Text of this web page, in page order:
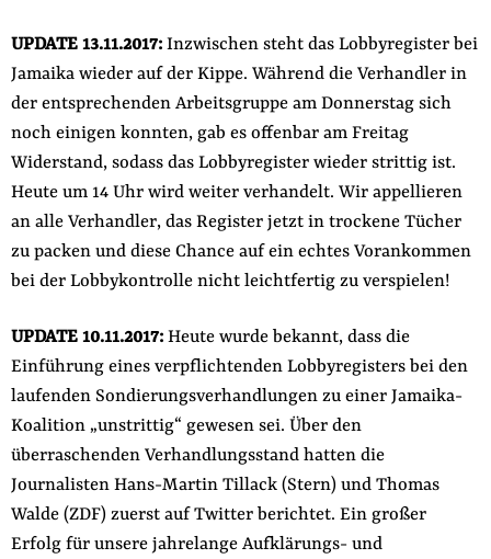
UPDATE 13.11.2017: Inzwischen steht das Lobbyregister bei
Jamaika wieder auf der Kippe. Während die Verhandler in
der entsprechenden Arbeitsgruppe am Donnerstag sich
noch einigen konnten, gab es offenbar am Freitag
Widerstand, sodass das Lobbyregister wieder strittig ist.
Heute um 14 Uhr wird weiter verhandelt. Wir appellieren
an alle Verhandler, das Register jetzt in trockene Tücher
zu packen und diese Chance auf ein echtes Vorankommen
bei der Lobbykontrolle nicht leichtfertig zu verspielen!
UPDATE 10.11.2017:Heute wurde bekannt, dass die
Einführung eines verpflichtenden Lobbyregisters bei den
laufenden Sondierungsverhandlungen zu einer Jamaika-
Koalition „unstrittig“ gewesen sei. Über den
überraschenden Verhandlungsstand hatten die
Journalisten Hans-Martin Tillack (Stern) und Thomas
Walde (ZDF) zuerst auf Twitter berichtet. Ein großer
Erfolg für unsere jahrelange Aufklärungs- und